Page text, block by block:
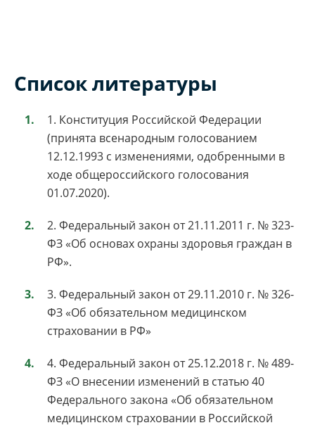
Список литературы
1. Конституция Российской Федерации
(принята всенародным голосованием
12.12.1993 с изменениями, одобренными в
ходе общероссийского голосования
01.07.2020).
2. Федеральный закон от 21.11.2011 г. № 323-
ФЗ «Об основах охраны здоровья граждан в
РФ».
3. Федеральный закон от 29.11.2010 г. № 326-
ФЗ «Об обязательном медицинском
страховании в РФ»
4. Федеральный закон от 25.12.2018 г. № 489-
ФЗ «О внесении изменений в статью 40
Федерального закона «Об обязательном
медицинском страховании в Российской